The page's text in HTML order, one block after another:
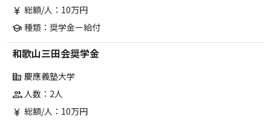
currency_yen 総額/人：10万円
school 種類：奨学金ー給付
和歌山三田会奨学金
corporate_fare 慶應義塾大学
group 人数：2人
currency_yen 総額/人：10万円